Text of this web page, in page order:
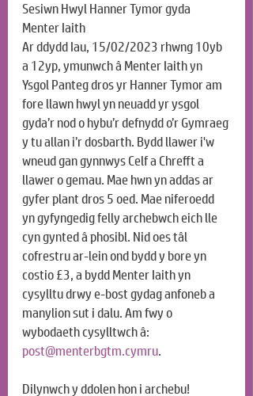
Sesiwn Hwyl Hanner Tymor gyda
Menter Iaith
Ar ddydd Iau, 15/02/2023 rhwng 10yb
a 12yp, ymunwch â Menter Iaith yn
Ysgol Panteg dros yr Hanner Tymor am
fore llawn hwyl yn neuadd yr ysgol
gyda’r nod o hybu’r defnydd o’r Gymraeg
y tu allan i’r dosbarth. Bydd llawer i'w
wneud gan gynnwys Celf a Chrefft a
llawer o gemau. Mae hwn yn addas ar
gyfer plant dros 5 oed. Mae niferoedd
yn gyfyngedig felly archebwch eich lle
cyn gynted â phosibl. Nid oes tâl
cofrestru ar-lein ond bydd y bore yn
costio £3, a bydd Menter Iaith yn
cysylltu drwy e-bost gydag anfoneb a
manylion sut i dalu. Am fwy o
wybodaeth cysylltwch â:
post@menterbgtm.cymru.
Dilynwch y ddolen hon i archebu!